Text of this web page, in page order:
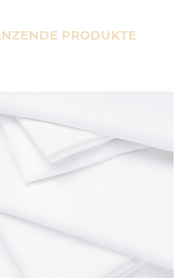
PRODUKTE